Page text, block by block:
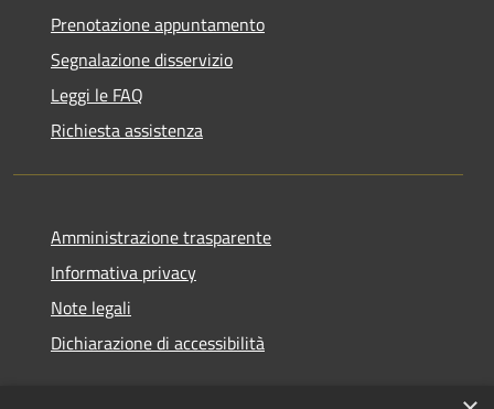
Prenotazione appuntamento
Segnalazione disservizio
Leggi le FAQ
Richiesta assistenza
Amministrazione trasparente
Informativa privacy
Note legali
Dichiarazione di accessibilità